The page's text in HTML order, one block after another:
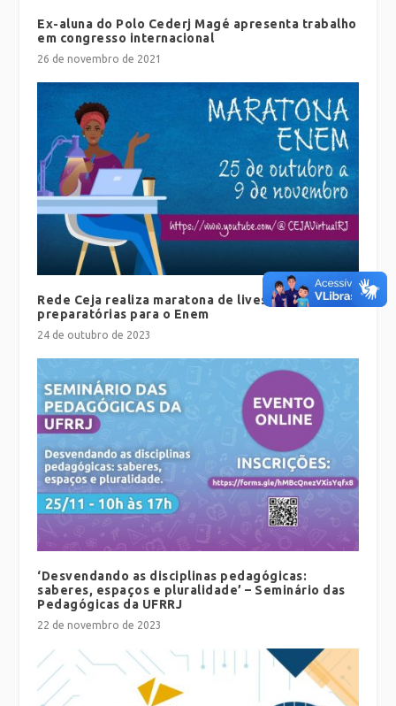
Ex-aluna do Polo Cederj Magé apresenta trabalho
em congresso internacional
26 de novembro de 2021
Rede Ceja realiza maratona de lives
preparatórias para o Enem
24 de outubro de 2023
‘Desvendando as disciplinas pedagógicas:
saberes, espaços e pluralidade’ – Seminário das
Pedagógicas da UFRRJ
22 de novembro de 2023